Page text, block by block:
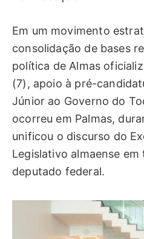
Em um movimento
consolidação de bases
política de Almas
(7), apoio à pré-
Júnior ao Governo do
ocorreu em Palmas,
unificou o discurso do
Legislativo almaense
deputado federal.